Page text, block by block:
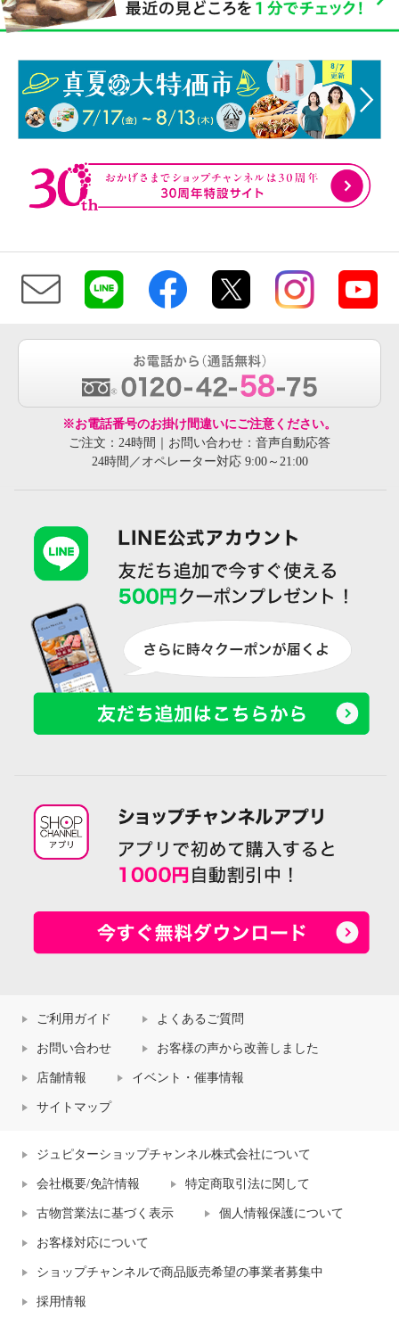
※お電話番号のお掛け間違いにご注意ください。
ご注文：24時間｜お問い合わせ：音声自動応答
24時間／オペレーター対応 9:00～21:00
ご利用ガイド よくあるご質問
お問い合わせ お客様の声から改善しました
店舗情報 イベント・催事情報
サイトマップ
ジュピターショップチャンネル株式会社について
会社概要/免許情報 特定商取引法に関して
古物営業法に基づく表示 個人情報保護について
お客様対応について
ショップチャンネルで商品販売希望の事業者募集中
採用情報